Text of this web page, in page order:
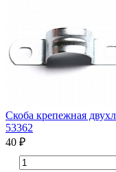
Скоба крепежная
53362
40 ₽